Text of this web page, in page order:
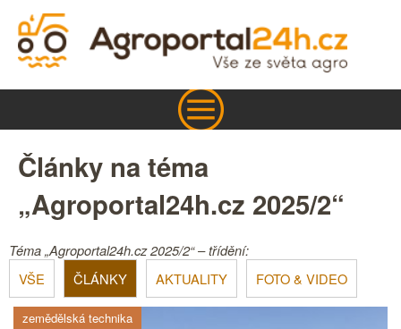
Články na téma
„Agroportal24h.cz 2025/2“
Téma „Agroportal24h.cz 2025/2“ – třídění:
VŠE
ČLÁNKY AKTUALITY FOTO & VIDEO
zemědělská technika